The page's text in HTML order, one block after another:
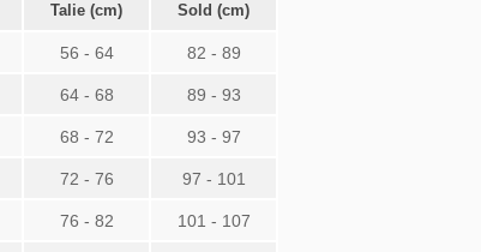
Talie (cm) Sold (cm)
56 - 64 82 - 89
64 - 68 89 - 93
68 - 72 93 - 97
72 - 76 97 - 101
76 - 82 101 - 107